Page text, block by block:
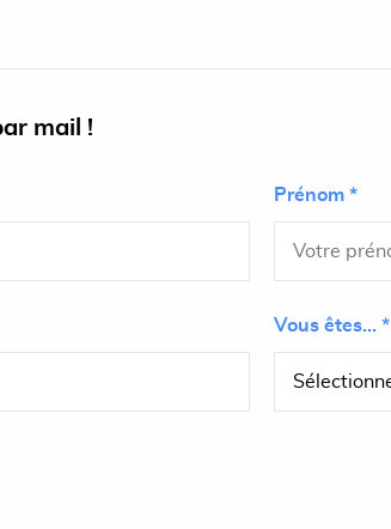
mail !
Prénom *
Vous êtes... *